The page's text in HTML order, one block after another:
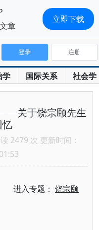
学 国际关系 社会学
登录 注册
关于饶宗颐先生
忆
2479 次 更新时间：
进入专题：饶宗颐
章
立即下载